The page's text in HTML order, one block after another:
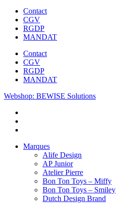
Contact
CGV
RGDP
MANDAT
Contact
CGV
RGDP
MANDAT
Webshop: BEWISE Solutions
Marques
Alife Design
AP Junior
Atelier Pierre
Bon Ton Toys – Miffy
Bon Ton Toys – Smiley
Dutch Design Brand